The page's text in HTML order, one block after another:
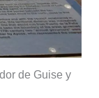
de Guise y